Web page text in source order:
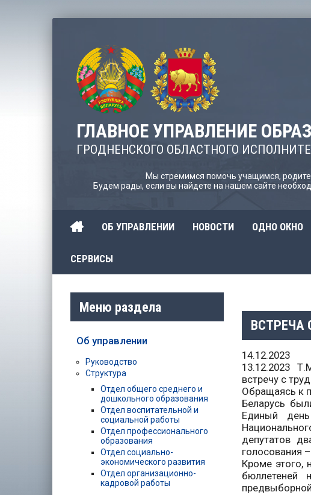
ГЛАВНОЕ УПРАВЛЕНИЕ
ГРОДНЕНСКОГО ОБЛАСТНОГО
Мы стремимся помочь учащимся,
Будем рады, если вы найдете на нашем сайте
ОБ УПРАВЛЕНИИ НОВОСТИ ОДНО ОКНО
СЕРВИСЫ
ВСТРЕЧА
14.12.2023
13.12.2023
встречу с
Обращаясь к
Беларусь
Единый
депутатов
голосования
Кроме этого,
бюллетеней
Меню раздела
Об управлении
Руководство
Структура
Отдел общего среднего и
дошкольного образования
Отдел воспитательной и
социальной работы
Отдел профессионального
образования
Отдел социально-
экономического развития
Отдел организационно-
кадровой работы